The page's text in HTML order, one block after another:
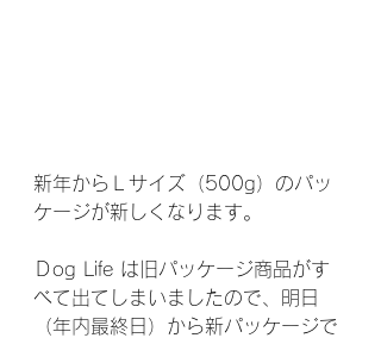
新年からＬサイズ（500g）のパッ
ケージが新しくなります。
Ｄog Life は旧パッケージ商品がす
べて出てしまいましたので、明日
（年内最終日）から新パッケージで